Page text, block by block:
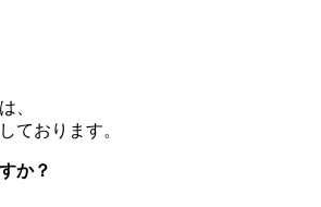
、
ております。
か？